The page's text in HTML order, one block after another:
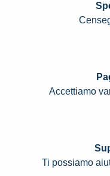
Accettiamo
Ti possiamo